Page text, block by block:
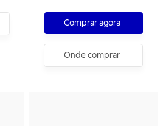
Comprar agora
Onde comprar